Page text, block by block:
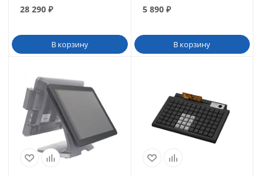
28 290 ₽
В корзину
5 890₽
В корзину